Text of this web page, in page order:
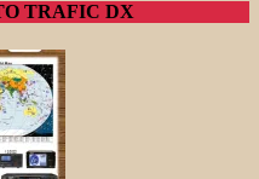
TRAFIC DX